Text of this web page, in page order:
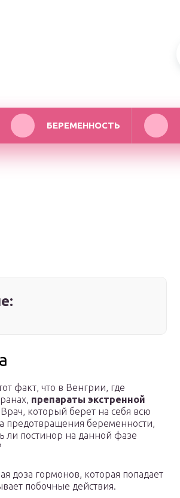
БЕРЕМЕННОСТЬ
факт, что в Венгрии, где
препараты экстренной
Врач, который берет на себя всю
предотвращения беременности,
ли постинор на данной фазе
доза гормонов, которая попадает
побочные действия.